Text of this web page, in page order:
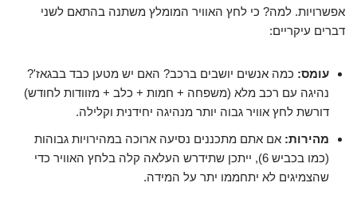
אפשרויות. למה? כי לחץ האוויר המומלץ משתנה בהתאם לשני
דברים עיקריים:
עומס: כמה אנשים יושבים ברכב? האם יש מטען כבד בבגאז'?
נהיגה עם רכב מלא (משפחה + חמות + כלב + מזוודות לחודש)
דורשת לחץ אוויר גבוה יותר מנהיגה יחידנית וקלילה.
מהירות: אם אתם מתכננים נסיעה ארוכה במהירויות גבוהות
(כמו בכביש 6), ייתכן שתידרש העלאה קלה בלחץ האוויר כדי
שהצמיגים לא יתחממו יתר על המידה.